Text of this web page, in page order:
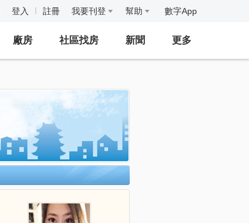
登入 註冊 我要刊登 幫助 數字App
廠房 社區找房 新聞 更多